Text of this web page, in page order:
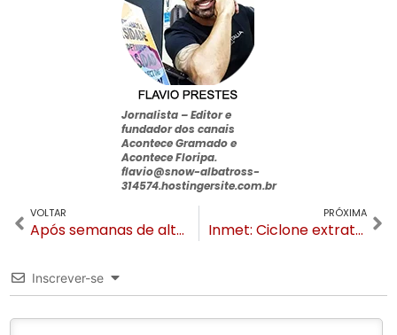
Jornalista –Editor e
fundador dos canais
Acontece Gramado e
Acontece Floripa.
flavio@snow-albatross-
314574.hostingersite.com.br
VOLTAR
Após semanas de alta, novos casos de Coronavírus diminuem em Gramado e Canela
PRÓXIMA
Inmet: Ciclone extratropical traz temporais para Serra Gaúcha no fim de semana
Inscrever-se